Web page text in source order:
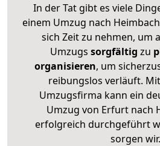
In der Tat gibt es viele
einem Umzug nach
sich Zeit zu nehmen, um
Umzugs sorgfältig zu
organisieren, um
reibungslos verläuft.
Umzugsfirma kann ein
Umzug von Erfurt nach
erfolgreich durchgeführt
sorgen wir.